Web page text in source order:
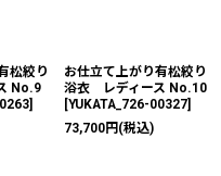
松絞り
No.9
]
お仕立て上がり有松絞り
浴衣 レディース No.10
[YUKATA_726-00327]
73,700円 (税込)